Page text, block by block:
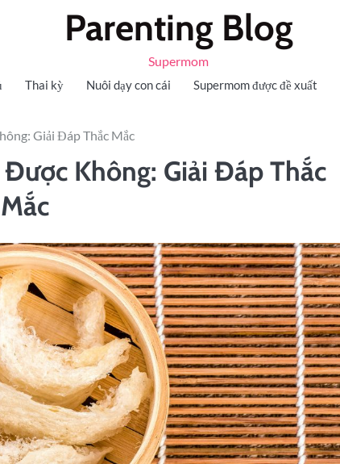
Parenting Blog
Supermom
Thai kỳ Nuôi dạy con cái Supermom được đề xuất
Giải Đáp Thắc Mắc
Không: Giải Đáp Thắc
Mắc